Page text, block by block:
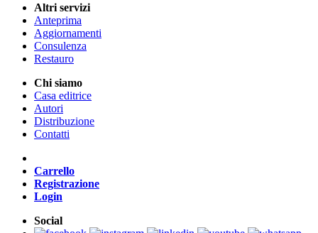
Altri servizi
Anteprima
Aggiornamenti
Consulenza
Restauro
Chi siamo
Casa editrice
Autori
Distribuzione
Contatti
Carrello
Registrazione
Login
Social